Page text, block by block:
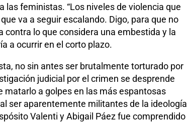
las feministas. “Los niveles de violencia que
va a seguir escalando. Digo, para que no
contra lo que considera una embestida y la
a ocurrir en el corto plazo.
no sin antes ser brutalmente torturado por
judicial por el crimen se desprende
matarlo a golpes en las más espantosas
ser aparentemente militantes de la ideología
Valenti y Abigail Páez fue comprendido